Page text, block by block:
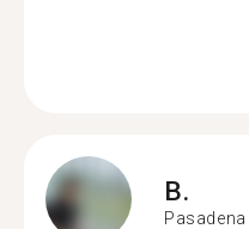
B.
Pasadena